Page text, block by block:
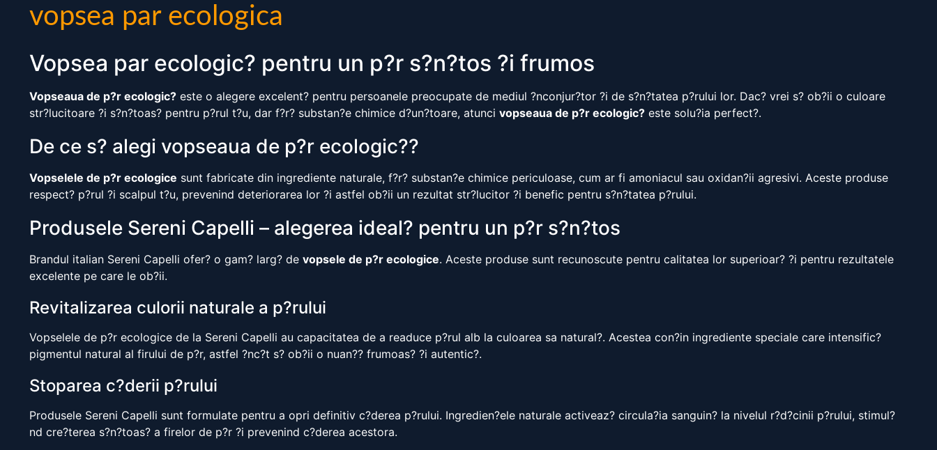
vopsea par ecologica
Vopsea par ecologic? pentru un p?r s?n?tos ?i frumos
Vopseaua de p?r ecologic? este o alegere excelent? pentru persoanele preocupate de mediul ?nconjur?tor ?i de s?n?tatea p?rului lor. Dac? vrei s? ob?ii o culoare
str?lucitoare ?i s?n?toas? pentru p?rul t?u, dar f?r? substan?e chimice d?un?toare, atunci vopseaua de p?r ecologic? este solu?ia perfect?.
De ce s? alegi vopseaua de p?r ecologic??
Vopselele de p?r ecologice sunt fabricate din ingrediente naturale, f?r? substan?e chimice periculoase, cum ar fi amoniacul sau oxidan?ii agresivi. Aceste produse
respect? p?rul ?i scalpul t?u, prevenind deteriorarea lor ?i astfel ob?ii un rezultat str?lucitor ?i benefic pentru s?n?tatea p?rului.
Produsele Sereni Capelli – alegerea ideal? pentru un p?r s?n?tos
Brandul italian Sereni Capelli ofer? o gam? larg? de vopsele de p?r ecologice. Aceste produse sunt recunoscute pentru calitatea lor superioar? ?i pentru rezultatele
excelente pe care le ob?ii.
Revitalizarea culorii naturale a p?rului
Vopselele de p?r ecologice de la Sereni Capelli au capacitatea de a readuce p?rul alb la culoarea sa natural?. Acestea con?in ingrediente speciale care intensific?
pigmentul natural al firului de p?r, astfel ?nc?t s? ob?ii o nuan?? frumoas? ?i autentic?.
Stoparea c?derii p?rului
Produsele Sereni Capelli sunt formulate pentru a opri definitiv c?derea p?rului. Ingredien?ele naturale activeaz? circula?ia sanguin? la nivelul r?d?cinii p?rului, stimul?
nd cre?terea s?n?toas? a firelor de p?r ?i prevenind c?derea acestora.